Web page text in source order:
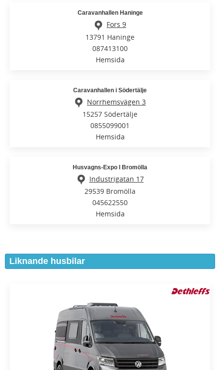
Caravanhallen Haninge
Fors 9
13791 Haninge
087413100
Hemsida
Caravanhallen i Södertälje
Norrhemsvägen 3
15257 Södertälje
0855099001
Hemsida
Husvagns-Expo I Bromölla
Industrigatan 17
29539 Bromölla
045622550
Hemsida
Liknande husbilar